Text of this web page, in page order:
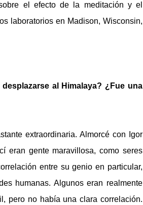
el efecto de la meditación y el
laboratorios en Madison, Wisconsin,
al Himalaya? ¿Fue una
extraordinaria. Almorcé con Igor
eran gente maravillosa, como seres
entre su genio en particular,
humanas. Algunos eran realmente
pero no había una clara correlación.